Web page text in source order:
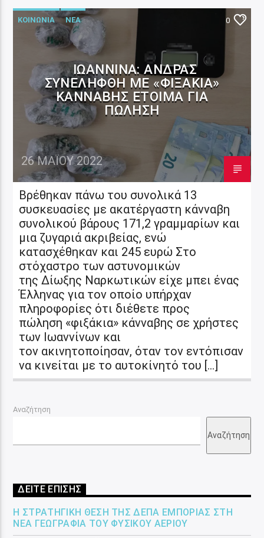
ΚΟΙΝΩΝΙΑ ΝΕΑ 0
ΙΩΆΝΝΙΝΑ: ΑΝΔΡΑΣ
ΣΥΝΕΛΉΦΘΗ ΜΕ «ΦΙΞΆΚΙΑ»
ΚΆΝΝΑΒΗΣ ΈΤΟΙΜΑ ΓΙΑ
ΠΏΛΗΣΗ
26 ΜΑΪ́ΟΥ 2022
Βρέθηκαν πάνω του συνολικά 13
συσκευασίες με ακατέργαστη κάνναβη
συνολικού βάρους 171,2 γραμμαρίων και
μια ζυγαριά ακριβείας, ενώ
κατασχέθηκαν και 245 ευρώ Στο
στόχαστρο των αστυνομικών
της Δίωξης Ναρκωτικών είχε μπει ένας
Έλληνας για τον οποίο υπήρχαν
πληροφορίες ότι διέθετε προς
πώληση «φιξάκια» κάνναβης σε χρήστες
των Ιωαννίνων και
τον ακινητοποίησαν, όταν τον εντόπισαν
να κινείται με το αυτοκίνητό του […]
Αναζήτηση
Αναζήτηση
ΔΕΙΤΕ ΕΠΙΣΗΣ
Η ΣΤΡΑΤΗΓΙΚΉ ΘΈΣΗ ΤΗΣ ΔΕΠΑ ΕΜΠΟΡΊΑΣ ΣΤΗ
ΝΈΑ ΓΕΩΓΡΑΦΊΑ ΤΟΥ ΦΥΣΙΚΟΎ ΑΕΡΊΟΥ